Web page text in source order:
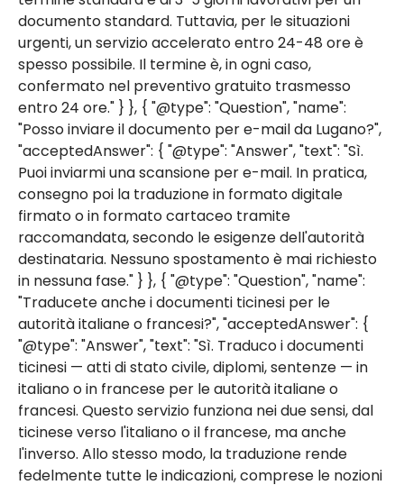
documento standard. Tuttavia, per le situazioni
urgenti, un servizio accelerato entro 24-48 ore è
spesso possibile. Il termine è, in ogni caso,
confermato nel preventivo gratuito trasmesso
entro 24 ore." } }, { "@type": "Question", "name":
"Posso inviare il documento per e-mail da Lugano?",
"acceptedAnswer": { "@type": "Answer", "text": "Sì.
Puoi inviarmi una scansione per e-mail. In pratica,
consegno poi la traduzione in formato digitale
firmato o in formato cartaceo tramite
raccomandata, secondo le esigenze dell'autorità
destinataria. Nessuno spostamento è mai richiesto
in nessuna fase." } }, { "@type": "Question", "name":
"Traducete anche i documenti ticinesi per le
autorità italiane o francesi?", "acceptedAnswer": {
"@type": "Answer", "text": "Sì. Traduco i documenti
ticinesi — atti di stato civile, diplomi, sentenze — in
italiano o in francese per le autorità italiane o
francesi. Questo servizio funziona nei due sensi, dal
ticinese verso l'italiano o il francese, ma anche
l'inverso. Allo stesso modo, la traduzione rende
fedelmente tutte le indicazioni, comprese le nozioni